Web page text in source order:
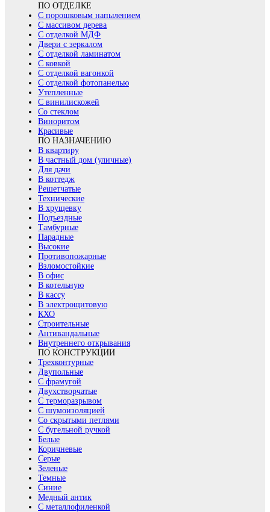
ПО ОТДЕЛКЕ
С порошковым напылением
С массивом дерева
С отделкой МДФ
Двери с зеркалом
С отделкой ламинатом
С ковкой
С отделкой вагонкой
С отделкой фотопанелью
Утепленные
С винилискожей
Со стеклом
Виноритом
Красивые
ПО НАЗНАЧЕНИЮ
В квартиру
В частный дом (уличные)
Для дачи
В коттедж
Решетчатые
Технические
В хрущевку
Подъездные
Тамбурные
Парадные
Высокие
Противопожарные
Взломостойкие
В офис
В котельную
В кассу
В электрощитовую
КХО
Строительные
Антивандальные
Внутреннего открывания
ПО КОНСТРУКЦИИ
Трехконтурные
Двупольные
С фрамугой
Двухстворчатые
С терморазрывом
С шумоизоляцией
Со скрытыми петлями
С бугельной ручкой
Белые
Коричневые
Серые
Зеленые
Темные
Синие
Медный антик
С металлофиленкой